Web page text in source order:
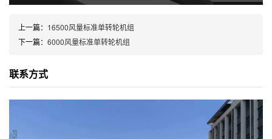
上一篇： 16500风量标准单转轮机组
下一篇： 6000风量标准单转轮机组
联系方式